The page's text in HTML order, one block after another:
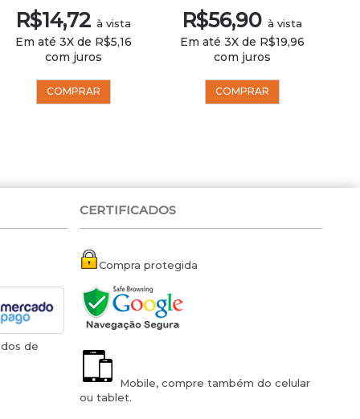
R$14,72 à vista
Em até 3X de R$5,16
com juros
COMPRAR
R$56,90 à vista
Em até 3X de R$19,96
com juros
COMPRAR
de
CERTIFICADOS
Compra protegida
Mobile, compre também do celular
ou tablet.